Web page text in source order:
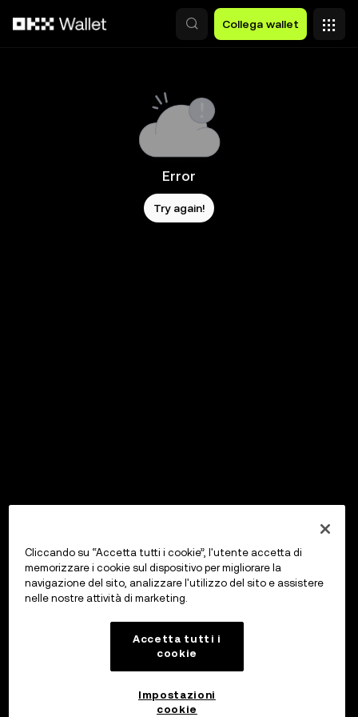
Collega wallet
Error
Try again!
Cliccando su “Accetta tutti i cookie”, l'utente accetta di
memorizzare i cookie sul dispositivo per migliorare la
navigazione del sito, analizzare l'utilizzo del sito e assistere
nelle nostre attività di marketing.
Accetta tutti i
cookie
Impostazioni
cookie